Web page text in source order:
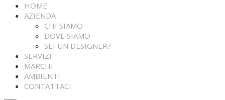
HOME
AZIENDA
CHI SIAMO
DOVE SIAMO
SEI UN DESIGNER?
SERVIZI
MARCHI
AMBIENTI
CONTATTACI